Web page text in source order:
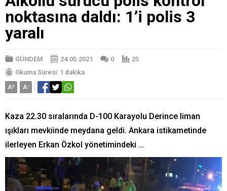
noktasına daldı: 1’i polis 3
yaralı
GÜNDEM 24.05.2021 0
25
Okuma Süresi: 1 dakika
A+ A-
Kaza 22.30 sıralarında D-100 Karayolu Derince liman
ışıkları mevkiinde meydana geldi. Ankara istikametinde
ilerleyen Erkan Özkol yönetimindeki …